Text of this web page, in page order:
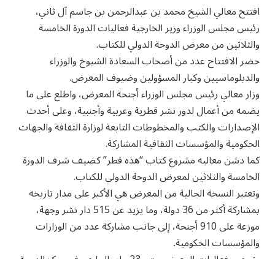
افتتح معالي الشيخ محمد بن عبدالرحمن بن جاسم آل ثاني،
رئيس مجلس الوزراء وزير الخارجية فعاليات الدورة الخامسة
والثلاثين من معرض الدوحة الدولي للكتاب.
حضر الافتتاح عدد من أصحاب السعادة الشيوخ والوزراء
والدبلوماسيين وكبار المسؤولين وضيوف المعرض.
وزار معالي رئيس مجلس الوزراء أجنحة المعرض، واطلع على ما
يضمه من أعمال لدور نشر قطرية وعربية وأجنبية، وعلى أحدث
الإصدارات والكتب والمخطوطات التابعة لوزارة الثقافة والجهات
الحكومية والمؤسسات الثقافية المشاركة.
كما دشن معاليه مشروع كتاب “هذه قطر” كضيف شرف الدورة
الخامسة والثلاثين لمعرض الدوحة الدولي للكتاب.
وتعتبر النسخة الحالية من المعرض هي الأكبر على مدار تاريخه
بمشاركة أكثر من 36 دولة، وما يزيد عن 515 دار نشر وجهة،
موزعة على 910 أجنحة، إلى جانب مشاركة عدد من الوزارات
والمؤسسات الحكومية.